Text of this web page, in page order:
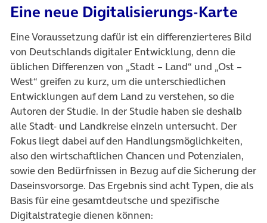
Eine neue Digitalisierungs-Karte
Eine Voraussetzung dafür ist ein differenzierteres Bild
von Deutschlands digitaler Entwicklung, denn die
üblichen Differenzen von „Stadt – Land“ und „Ost –
West“ greifen zu kurz, um die unterschiedlichen
Entwicklungen auf dem Land zu verstehen, so die
Autoren der Studie. In der Studie haben sie deshalb
alle Stadt- und Landkreise einzeln untersucht. Der
Fokus liegt dabei auf den Handlungsmöglichkeiten,
also den wirtschaftlichen Chancen und Potenzialen,
sowie den Bedürfnissen in Bezug auf die Sicherung der
Daseinsvorsorge. Das Ergebnis sind acht Typen, die als
Basis für eine gesamtdeutsche und spezifische
Digitalstrategie dienen können: